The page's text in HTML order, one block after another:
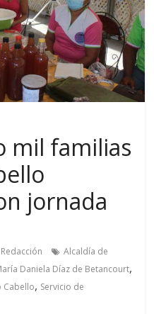
mil familias
jornada
Alcaldía de
Daniela Díaz de Betancourt,
Cabello, Servicio de